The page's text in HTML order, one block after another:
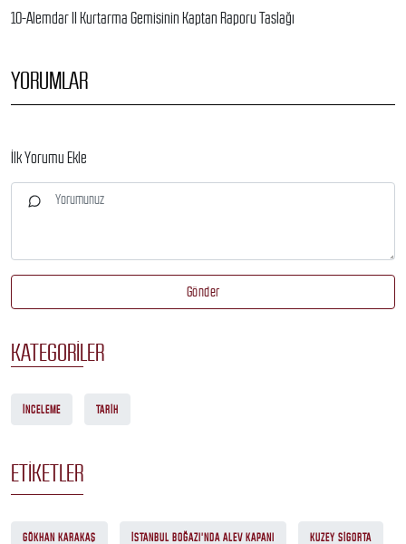
10-Alemdar II Kurtarma Gemisinin Kaptan Raporu Taslağı
YORUMLAR
İlk Yorumu Ekle
Gönder
KATEGORILER
İNCELEME TARIH
ETIKETLER
GÖKHAN KARAKAŞ İSTANBUL BOĞAZI'NDA ALEV KAPANI KUZEY SIGORTA